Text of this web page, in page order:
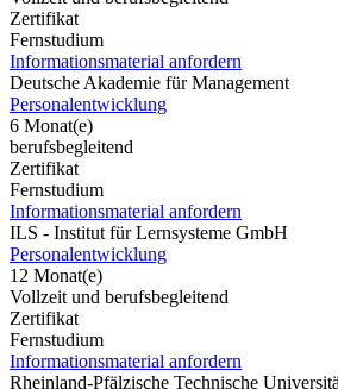
Zertifikat
Fernstudium
Informationsmaterial anfordern
Deutsche Akademie für Management
Personalentwicklung
6 Monat(e)
berufsbegleitend
Zertifikat
Fernstudium
Informationsmaterial anfordern
ILS - Institut für Lernsysteme GmbH
Personalentwicklung
12 Monat(e)
Vollzeit und berufsbegleitend
Zertifikat
Fernstudium
Informationsmaterial anfordern
Rheinland-Pfälzische Technische